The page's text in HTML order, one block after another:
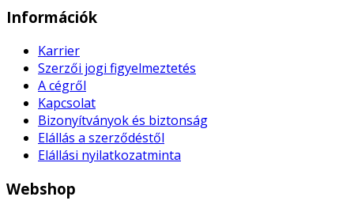
Információk
Karrier
Szerzői jogi figyelmeztetés
A cégről
Kapcsolat
Bizonyítványok és biztonság
Elállás a szerződéstől
Elállási nyilatkozatminta
Webshop